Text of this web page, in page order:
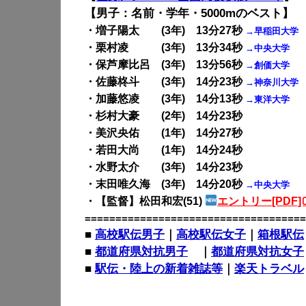
【男子：名前・学年・5000mのベスト】
・増子陽太 (3年) 13分27秒 →早稲田大学
・栗村凌 (3年) 13分34秒 →中央大学
・保芦摩比呂 (3年) 13分56秒→創価大学
・佐藤柊斗 (3年) 14分23秒 →神奈川大学
・加藤悠凌 (3年) 14分13秒 →東洋大学
・杉村大豪 (2年) 14分23秒
・美沢央佑 (1年) 14分27秒
・若田大尚 (1年) 14分24秒
・水野太介 (3年) 14分23秒
・末田唯久海 (3年) 14分20秒 →中央大学
・【監督】松田和宏(51) エントリー[PDF]
■ 高校駅伝男子 ｜ 高校駅伝女子 ｜ 箱根駅伝
■ 都道府県対抗男子 ｜ 都道府県対抗女子
■駅伝・陸上の新着雑誌等 ｜ 楽天トラベル